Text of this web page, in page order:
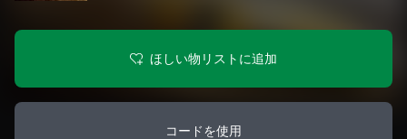
ほしい物リストに追加
コードを使用